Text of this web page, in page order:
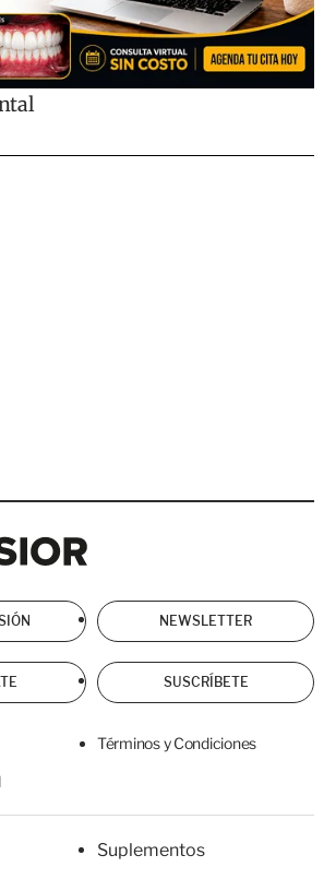
NEWSLETTER
SUSCRÍBETE
Términos y Condiciones
Suplementos